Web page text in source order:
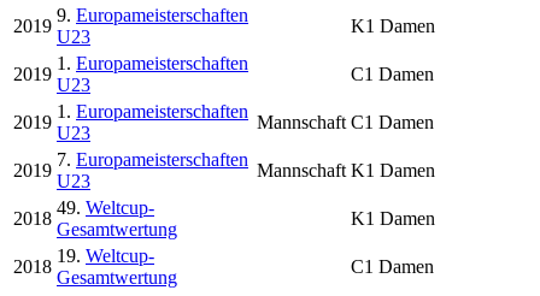
2019
9. Europameisterschaften
U23
K1 Damen
2019
1. Europameisterschaften
U23
C1 Damen
2019
1. Europameisterschaften
U23
Mannschaft C1 Damen
2019
7. Europameisterschaften
U23
Mannschaft K1 Damen
2018
49. Weltcup-
Gesamtwertung
K1 Damen
2018
19. Weltcup-
Gesamtwertung
C1 Damen